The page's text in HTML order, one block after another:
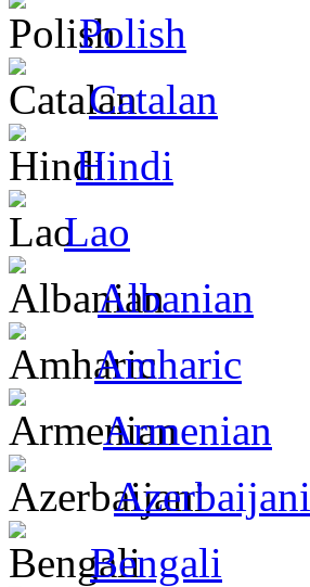
Polish
Catalan
Hindi
Lao
Albanian
Amharic
Armenian
Azerbaijani
Bengali